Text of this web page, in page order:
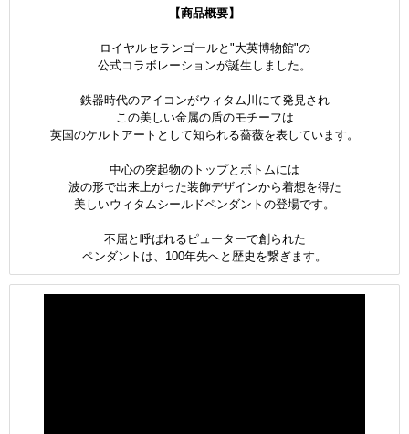
【商品概要】
ロイヤルセランゴールと"大英博物館"の
公式コラボレーションが誕生しました。
鉄器時代のアイコンがウィタム川にて発見され
この美しい金属の盾のモチーフは
英国のケルトアートとして知られる薔薇を表しています。
中心の突起物のトップとボトムには
波の形で出来上がった装飾デザインから着想を得た
美しいウィタムシールドペンダントの登場です。
不屈と呼ばれるピューターで創られた
ペンダントは、100年先へと歴史を繋ぎます。